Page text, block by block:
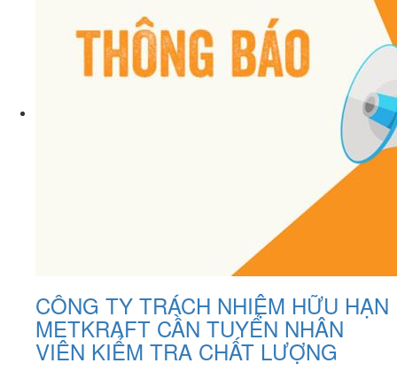
CÔNG TY TRÁCH NHIỆM HỮU HẠN
METKRAFT CẦN TUYỂN NHÂN
VIÊN KIỂM TRA CHẤT LƯỢNG